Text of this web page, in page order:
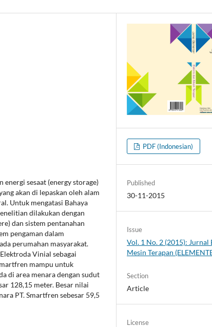
sesaat (energy storage)
akan di lepaskan oleh alam
Untuk mengatasi Bahaya
dilakukan dengan
dan sistem pentanahan
pengaman dalam
perumahan masyarakat.
Vinial sebagai
mampu untuk
di area menara dengan sudut
128,15 meter. Besar nilai
PT. Smartfren sebesar 59,5
PDF (Indonesian)
Published
30-11-2015
Issue
Vol. 1 No. 2 (2015): Jurnal
Mesin Terapan
Section
Article
License